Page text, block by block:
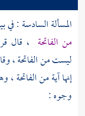
المسألة السادسة : في
من الفاتحة ، قال
ليست من الفاتحة ،
إنها آية من الفاتحة
وجوه :